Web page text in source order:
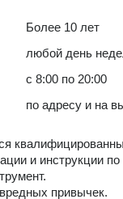
Более 10 лет
любой день
с 8:00 по 20:00
по адресу и на
и инструкции
привычек.